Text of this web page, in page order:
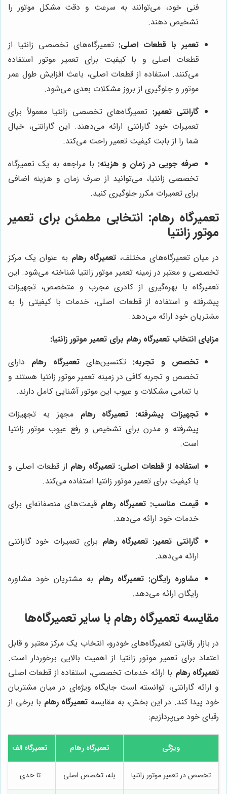
فنی خود، می‌توانند به سرعت و دقت مشکل موتور را
تشخیص دهند.
تعمیر با قطعات اصلی: تعمیرگاه‌های تخصصی زانتیا از
قطعات اصلی و با کیفیت برای تعمیر موتور استفاده
می‌کنند. استفاده از قطعات اصلی، باعث افزایش طول عمر
موتور و جلوگیری از بروز مشکلات بعدی می‌شود.
گارانتی تعمیر: تعمیرگاه‌های تخصصی زانتیا معمولاً برای
تعمیرات خود گارانتی ارائه می‌دهند. این گارانتی، خیال
شما را از بابت کیفیت تعمیر راحت می‌کند.
صرفه جویی در زمان و هزینه: با مراجعه به یک تعمیرگاه
تخصصی زانتیا، می‌توانید از صرف زمان و هزینه اضافی
برای تعمیرات مکرر جلوگیری کنید.
تعمیرگاه رهام: انتخابی مطمئن برای تعمیر
موتور زانتیا
در میان تعمیرگاه‌های مختلف، تعمیرگاه رهام به عنوان یک مرکز
تخصصی و معتبر در زمینه تعمیر موتور زانتیا شناخته می‌شود. این
تعمیرگاه با بهره‌گیری از کادری مجرب و متخصص، تجهیزات
پیشرفته و استفاده از قطعات اصلی، خدمات با کیفیتی را به
مشتریان خود ارائه می‌دهد.
مزایای انتخاب تعمیرگاه رهام برای تعمیر موتور زانتیا:
تخصص و تجربه: تکنسین‌هایتعمیرگاه رهام دارای
تخصص و تجربه کافی در زمینه تعمیر موتور زانتیا هستند و
با تمامی مشکلات و عیوب این موتور آشنایی کامل دارند.
تجهیزات پیشرفته: تعمیرگاه رهام مجهز به تجهیزات
پیشرفته و مدرن برای تشخیص و رفع عیوب موتور زانتیا
است.
استفاده از قطعات اصلی: تعمیرگاه رهام از قطعات اصلی و
با کیفیت برای تعمیر موتور زانتیا استفاده می‌کند.
قیمت مناسب: تعمیرگاه رهام قیمت‌های منصفانه‌ای برای
خدمات خود ارائه می‌دهد.
گارانتی تعمیر: تعمیرگاه رهام برای تعمیرات خود گارانتی
ارائه می‌دهد.
مشاوره رایگان: تعمیرگاه رهام به مشتریان خود مشاوره
رایگان ارائه می‌دهد.
مقایسه تعمیرگاه رهام با سایر تعمیرگاه‌ها
در بازار رقابتی تعمیرگاه‌های خودرو، انتخاب یک مرکز معتبر و قابل
اعتماد برای تعمیر موتور زانتیا از اهمیت بالایی برخوردار است.
تعمیرگاه رهام با ارائه خدمات تخصصی، استفاده از قطعات اصلی
و ارائه گارانتی، توانسته است جایگاه ویژه‌ای در میان مشتریان
خود پیدا کند. در این بخش، به مقایسه تعمیرگاه رهام با برخی از
رقبای خود می‌پردازیم:
ویژگی تعمیرگاه رهام تعمیرگاه الف
تخصص در تعمیر موتور زانتیا بله، تخصص اصلی تا حدی